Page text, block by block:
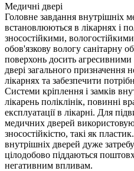
Медичні двері
Головне завдання внутрішніх
встановлюються в лікарнях і
зносостійкими,
обов'язкову вологу санітарну
поверхонь досить
двері загального призначення
лікарнях та забезпечити
Системи кріплення і замків
лікарень поліклінік, повинні
експлуатації в лікарні. Для
медичних дверей
зносостійкістю, такі як
внутрішніх дверей дуже
цілодобово піддаються
негативним впливам.